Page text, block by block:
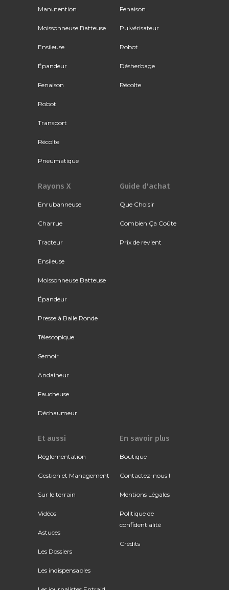
Manutention
Moissonneuse Batteuse
Ensileuse
Épandeur
Fenaison
Robot
Transport
Récolte
Pneumatique
Fenaison
Pulvérisateur
Robot
Désherbage
Récolte
Rayons X
Enrubanneuse
Charrue
Tracteur
Ensileuse
Moissonneuse Batteuse
Épandeur
Presse à Balle Ronde
Télescopique
Semoir
Andaineur
Faucheuse
Déchaumeur
Guide d'achat
Que Choisir
Combien Ça Coûte
Prix de revient
Et aussi
Réglementation
Gestion et Management
Sur le terrain
Vidéos
Astuces
Les Dossiers
Les indispensables
En savoir plus
Boutique
Contactez-nous !
Mentions Légales
Politique de
confidentialité
Crédits